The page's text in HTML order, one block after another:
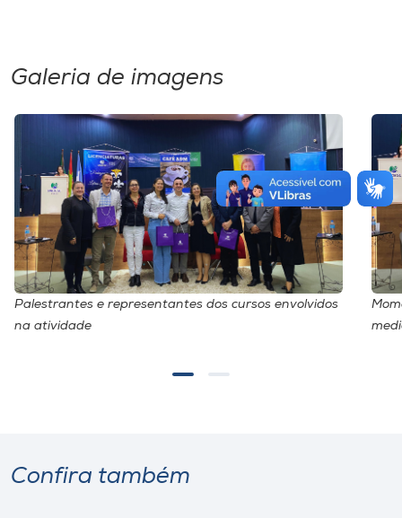
Galeria de imagens
Palestrantes e representantes dos cursos envolvidos
na atividade
Confira também